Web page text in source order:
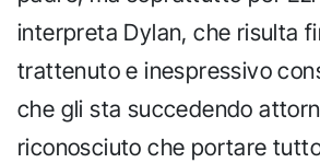
interpreta Dylan, che risulta
trattenuto e inespressivo
che gli sta succedendo
riconosciuto che portare